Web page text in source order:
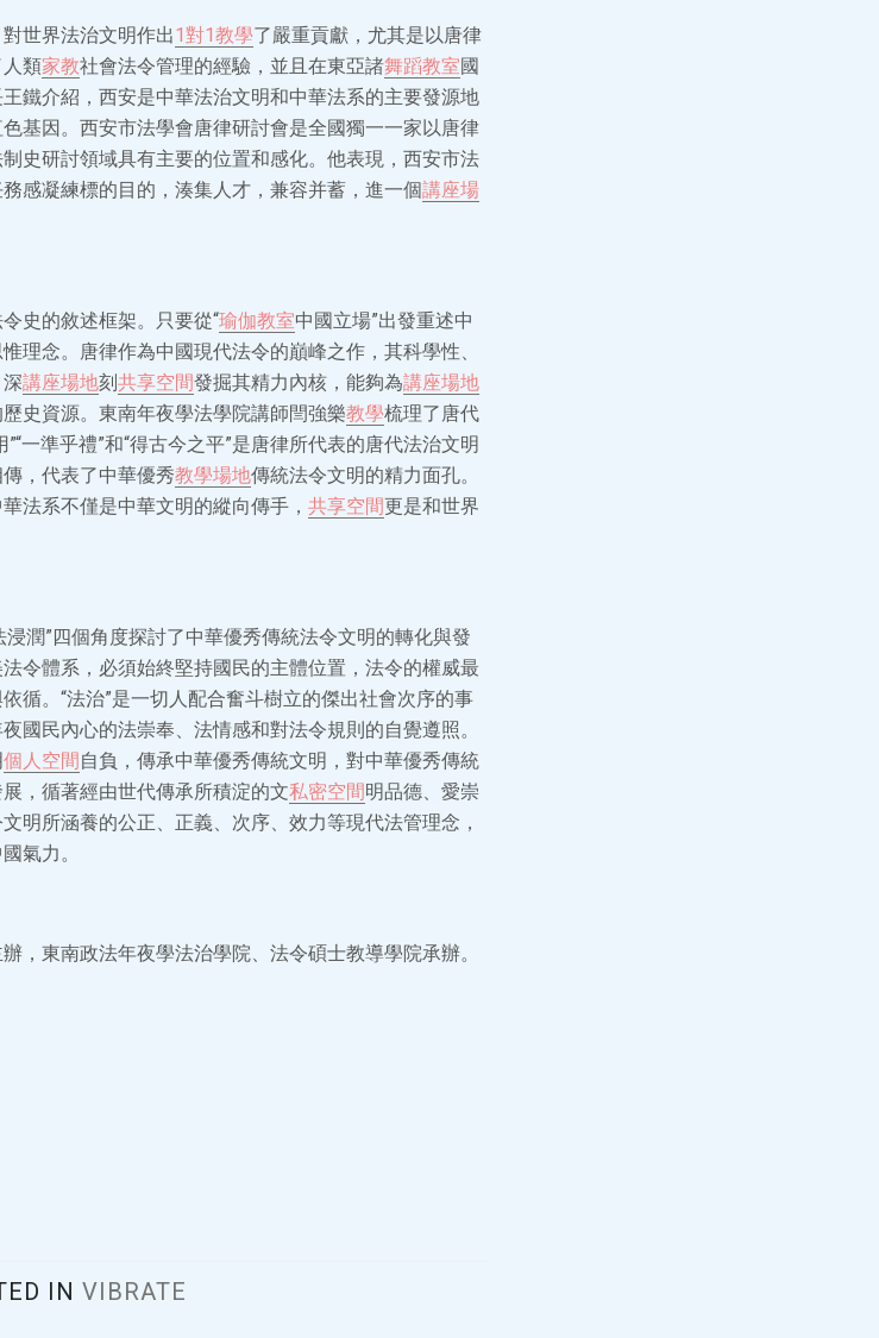
世界法治文明作出1對1教學了嚴重貢獻，尤其是以唐律
類家教社會法令管理的經驗，並且在東亞諸舞蹈教室國
鐵介紹，西安是中華法治文明和中華法系的主要發源地
基因。西安市法學會唐律研討會是全國獨一一家以唐律
史研討領域具有主要的位置和感化。他表現，西安市法
感凝練標的目的，湊集人才，兼容并蓄，進一個講座場
史的敘述框架。只要從“瑜伽教室中國立場”出發重述中
理念。唐律作為中國現代法令的巔峰之作，其科學性、
講座場地刻共享空間發掘其精力內核，能夠為講座場地
史資源。東南年夜學法學院講師閆強樂教學梳理了唐代
”“一準乎禮”和“得古今之平”是唐律所代表的唐代法治文明
，代表了中華優秀教學場地傳統法令文明的精力面孔。
法系不僅是中華文明的縱向傳手， 共享空間更是和世界
浸潤”四個角度探討了中華優秀傳統法令文明的轉化與發
令體系，必須始終堅持國民的主體位置，法令的權威最
循。“法治”是一切人配合奮斗樹立的傑出社會次序的事
國民內心的法崇奉、法情感和對法令規則的自覺遵照。
個人空間自負，傳承中華優秀傳統文明，對中華優秀傳統
，循著經由世代傳承所積淀的文私密空間明品德、愛崇
明所涵養的公正、正義、次序、效力等現代法管理念，
氣力。
，東南政法年夜學法治學院、法令碩士教導學院承辦。
IN VIBRATE